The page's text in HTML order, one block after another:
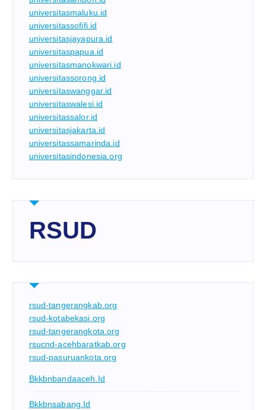
universitasmaluku.id
universitassofifi.id
universitasjayapura.id
universitaspapua.id
universitasmanokwari.id
universitassorong.id
universitaswanggar.id
universitaswalesi.id
universitassalor.id
universitasjakarta.id
universitassamarinda.id
universitasindonesia.org
RSUD
rsud-tangerangkab.org
rsud-kotabekasi.org
rsud-tangerangkota.org
rsucnd-acehbaratkab.org
rsud-pasuruankota.org
Bkkbnbandaaceh.id
Bkkbnsabang.id